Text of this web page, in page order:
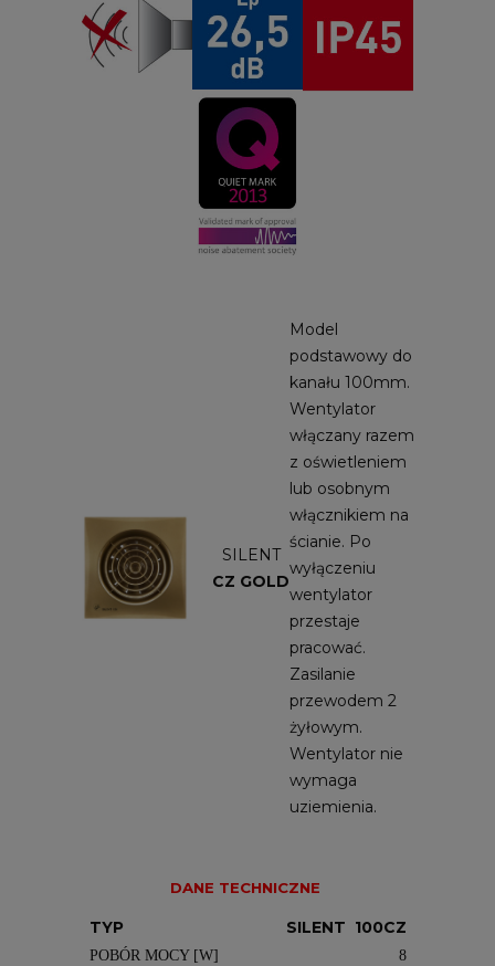
SILENT
CZ GOLD
Model
podstawowy do
kanału 100mm.
Wentylator
włączany razem
z oświetleniem
lub osobnym
włącznikiem na
ścianie. Po
wyłączeniu
wentylator
przestaje
pracować.
Zasilanie
przewodem 2
żyłowym.
Wentylator nie
wymaga
uziemienia.
DANE TECHNICZNE
TYP SILENT 100CZ
POBÓR MOCY [W] 8